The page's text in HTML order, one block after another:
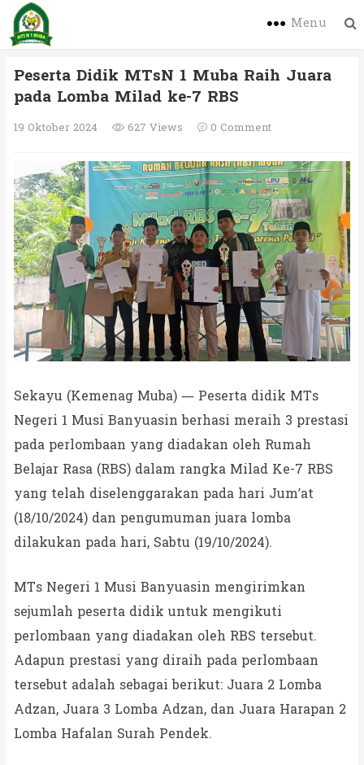
Menu
Peserta Didik MTsN 1 Muba Raih Juara
pada Lomba Milad ke-7 RBS
19 Oktober 2024 627 Views 0 Comment
Sekayu (Kemenag Muba) — Peserta didik MTs
Negeri 1 Musi Banyuasin berhasi meraih 3 prestasi
pada perlombaan yang diadakan oleh Rumah
Belajar Rasa (RBS) dalam rangka Milad Ke-7 RBS
yang telah diselenggarakan pada hari Jum’at
(18/10/2024) dan pengumuman juara lomba
dilakukan pada hari, Sabtu (19/10/2024).
MTs Negeri 1 Musi Banyuasin mengirimkan
sejumlah peserta didik untuk mengikuti
perlombaan yang diadakan oleh RBS tersebut.
Adapun prestasi yang diraih pada perlombaan
tersebut adalah sebagai berikut: Juara 2 Lomba
Adzan, Juara 3 Lomba Adzan, dan Juara Harapan 2
Lomba Hafalan Surah Pendek.